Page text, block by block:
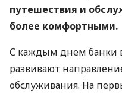
путешествия и
более комфортными.
С каждым днем ​​банки
развивают
обслуживания. На